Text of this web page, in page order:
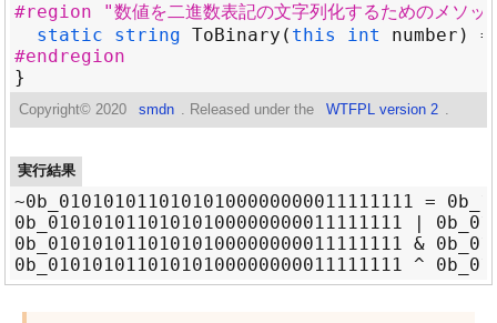
#region "数値を二進数表記の文字列化するためのメソッ
static
string ToBinary ( this int number )
#endregion
Copyright© 2020 smdn . Released under the WTFPL version 2 .
実行結果
~0b_01010101101010100000000011111111 =
0b_01010101101010100000000011111111 |
0b_01010101101010100000000011111111 &